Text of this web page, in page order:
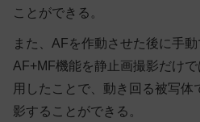
ことができる。
また、AFを作動させた後に手
AF+MF機能を静止画撮影だけ
用したことで、動き回る被写体
影することができる。